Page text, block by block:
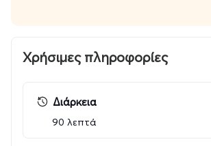
Χρήσιμες πληροφορίες
Διάρκεια
90 λεπτά